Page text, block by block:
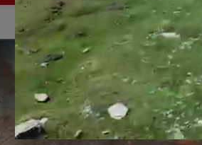
La Junta convoca ayudas para facilitar
Adjudicada la ampliación de la sede de